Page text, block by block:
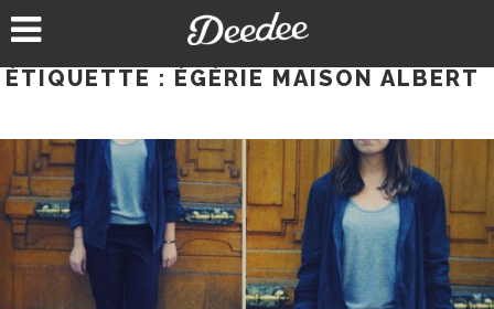
au
ÉTIQUETTE : ÉGÉRIE MAISON ALBERT